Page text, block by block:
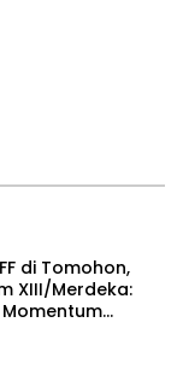
di Tomohon,
XIII/Merdeka: